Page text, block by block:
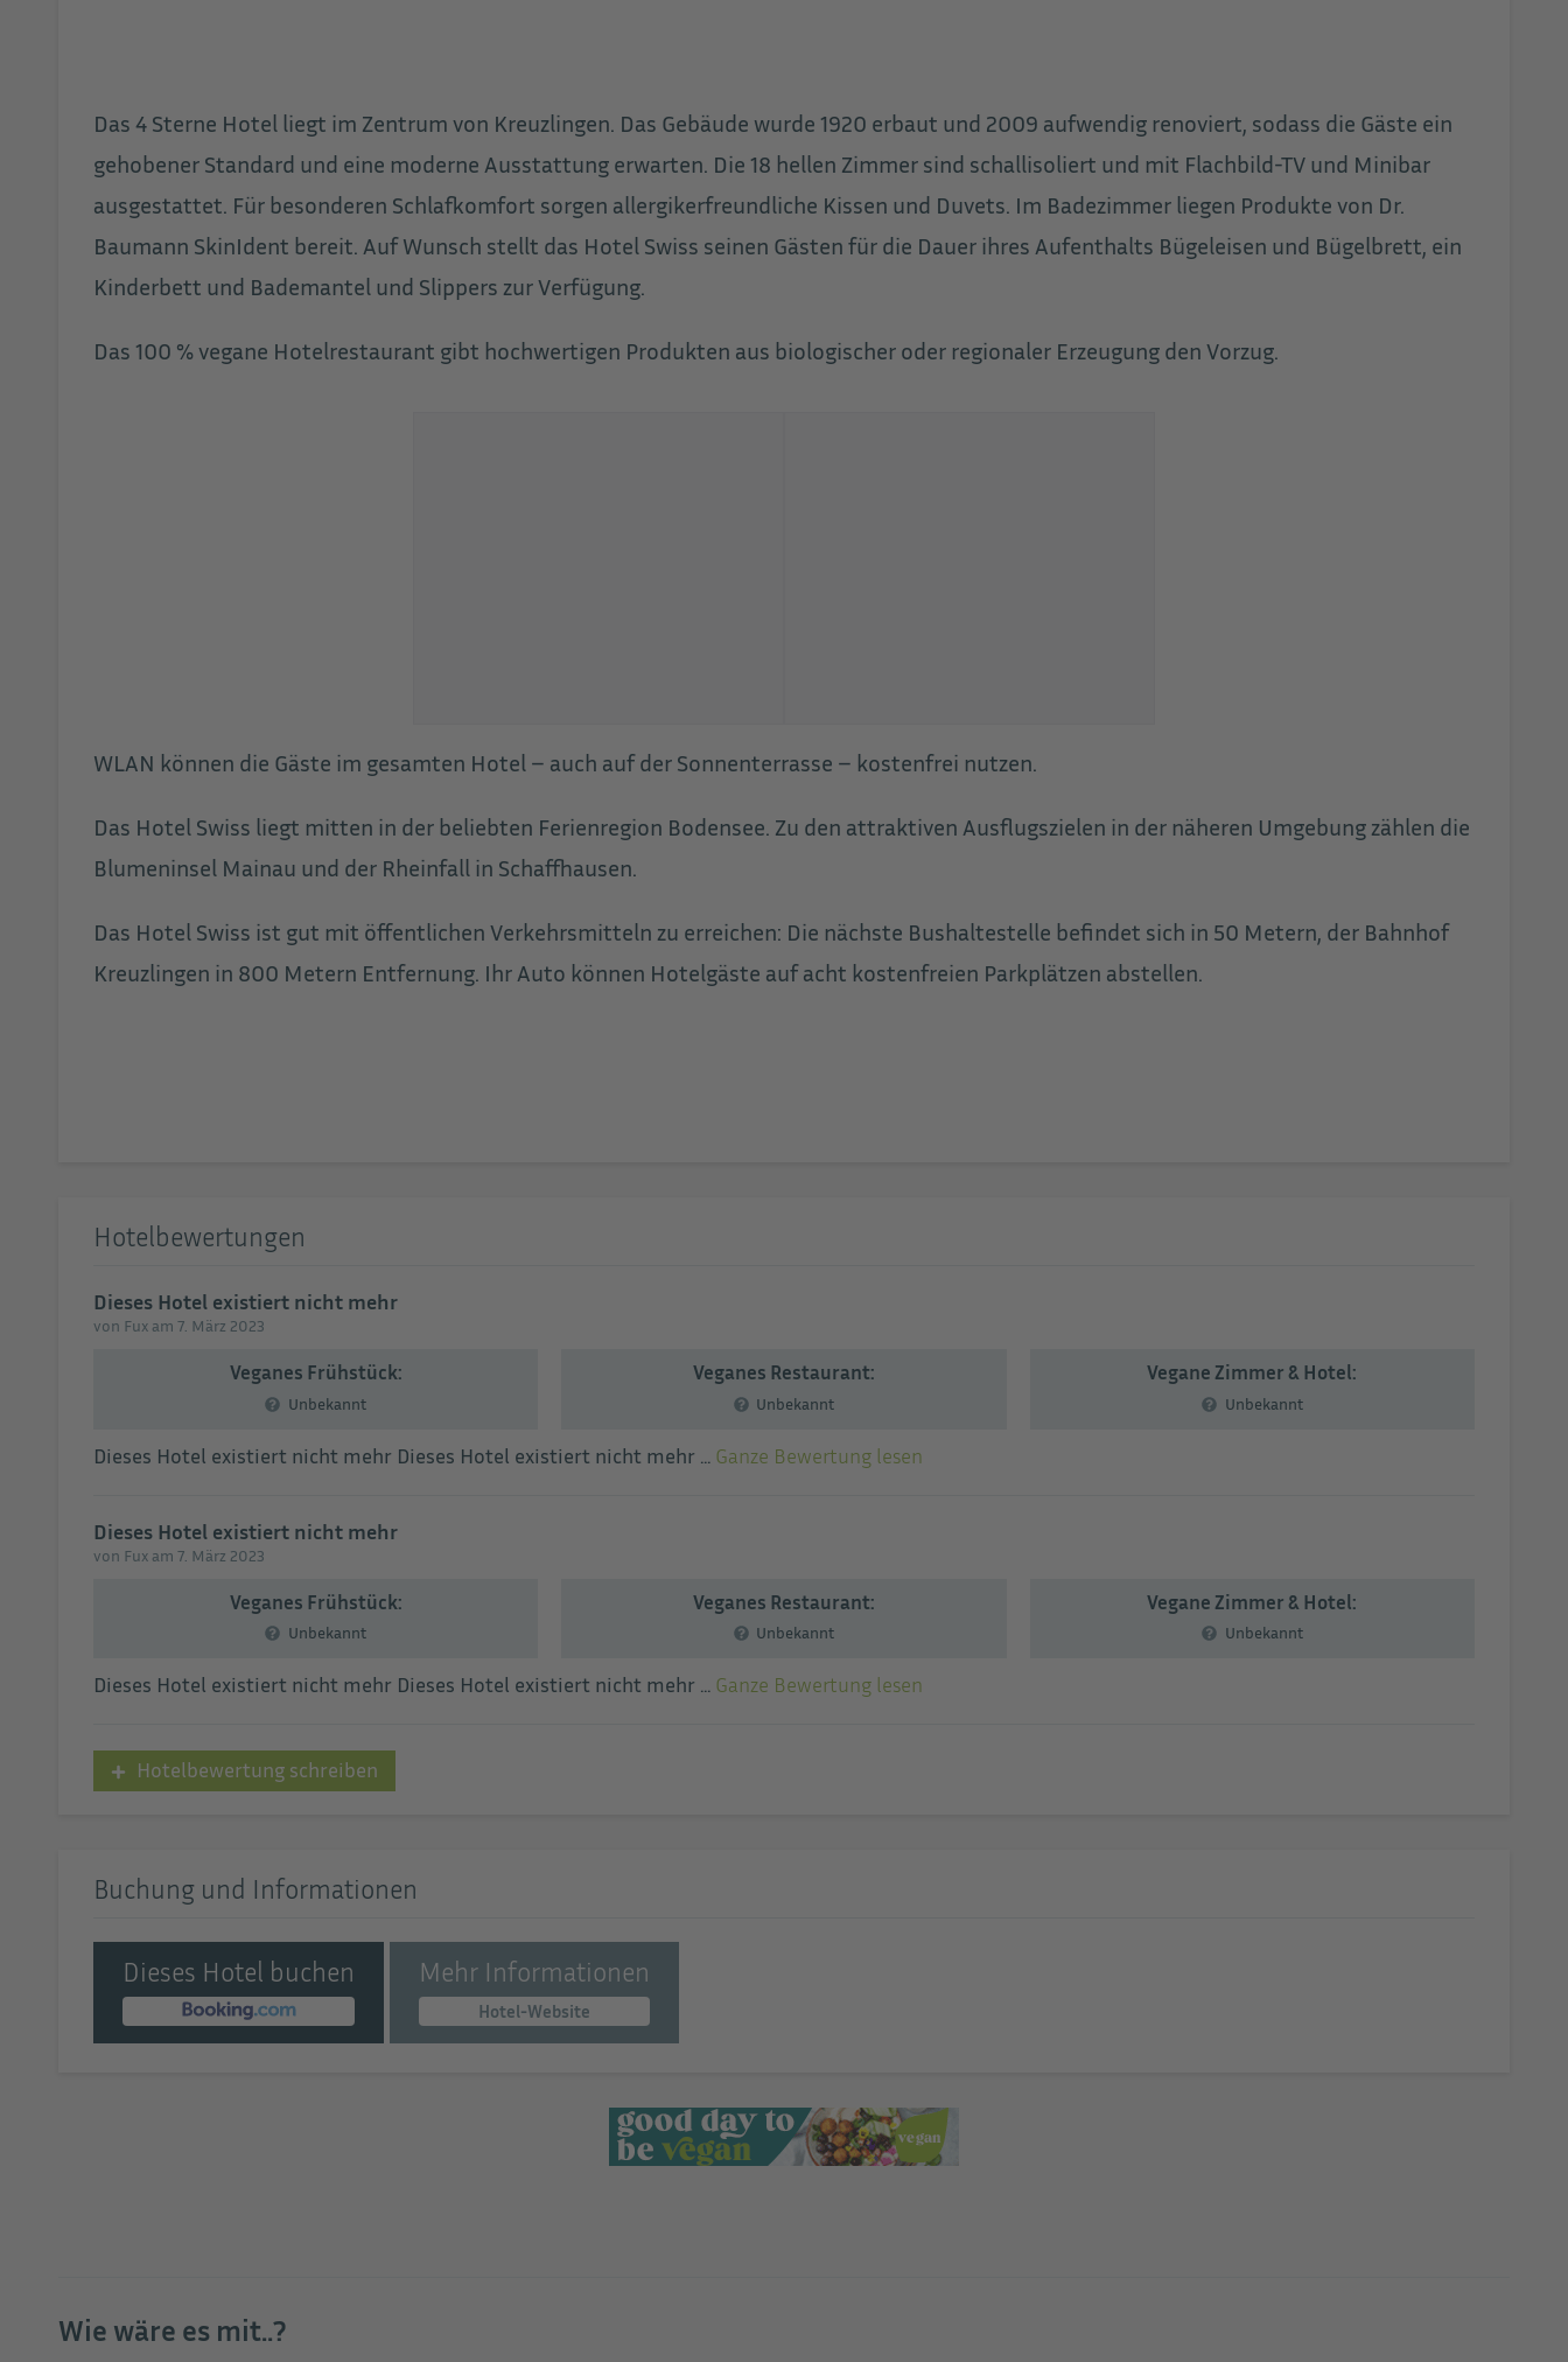
Das 4 Sterne Hotel liegt im Zentrum von Kreuzlingen. Das Gebäude wurde 1920 erbaut und 2009 aufwendig renoviert, sodass die Gäste ein
gehobener Standard und eine moderne Ausstattung erwarten. Die 18 hellen Zimmer sind schallisoliert und mit Flachbild-TV und Minibar
ausgestattet. Für besonderen Schlafkomfort sorgen allergikerfreundliche Kissen und Duvets. Im Badezimmer liegen Produkte von Dr.
Baumann SkinIdent bereit. Auf Wunsch stellt das Hotel Swiss seinen Gästen für die Dauer ihres Aufenthalts Bügeleisen und Bügelbrett, ein
Kinderbett und Bademantel und Slippers zur Verfügung.
Das 100 % vegane Hotelrestaurant gibt hochwertigen Produkten aus biologischer oder regionaler Erzeugung den Vorzug.
WLAN können die Gäste im gesamten Hotel – auch auf der Sonnenterrasse – kostenfrei nutzen.
Das Hotel Swiss liegt mitten in der beliebten Ferienregion Bodensee. Zu den attraktiven Ausflugszielen in der näheren Umgebung zählen die
Blumeninsel Mainau und der Rheinfall in Schaffhausen.
Das Hotel Swiss ist gut mit öffentlichen Verkehrsmitteln zu erreichen: Die nächste Bushaltestelle befindet sich in 50 Metern, der Bahnhof
Kreuzlingen in 800 Metern Entfernung. Ihr Auto können Hotelgäste auf acht kostenfreien Parkplätzen abstellen.
Hotelbewertungen
Dieses Hotel existiert nicht mehr
von Fux am 7. März 2023
Veganes Frühstück:
Unbekannt
Veganes Restaurant:
Unbekannt
Vegane Zimmer & Hotel:
Unbekannt
Dieses Hotel existiert nicht mehr Dieses Hotel existiert nicht mehr ... Ganze Bewertung lesen
Dieses Hotel existiert nicht mehr
von Fux am 7. März 2023
Veganes Frühstück:
Unbekannt
Veganes Restaurant:
Unbekannt
Vegane Zimmer & Hotel:
Unbekannt
Dieses Hotel existiert nicht mehr Dieses Hotel existiert nicht mehr ... Ganze Bewertung lesen
Hotelbewertung schreiben
Buchung und Informationen
Dieses Hotel buchen Mehr Informationen
Hotel-Website
Wie wäre es mit..?